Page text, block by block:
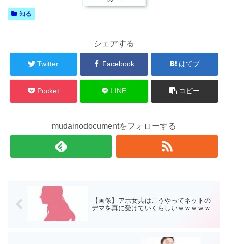
知る
シェアする
Twitter Facebook はてブ
Pocket LINE コピー
mudainodocumentをフォローする
【画像】アホ女共はこうやってネットの
デマを真に受けていくらしいｗｗｗｗｗ